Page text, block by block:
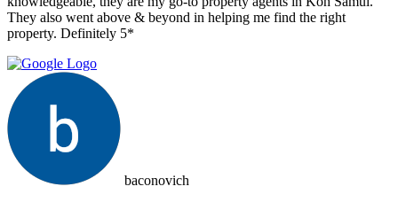
They also went above & beyond in helping me find the right
property. Definitely 5*
baconovich